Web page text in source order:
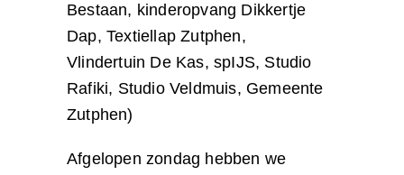
Bestaan, kinderopvang Dikkertje
Dap, Textiellap Zutphen,
Vlindertuin De Kas, spIJS, Studio
Rafiki, Studio Veldmuis, Gemeente
Zutphen)
Afgelopen zondag hebben we